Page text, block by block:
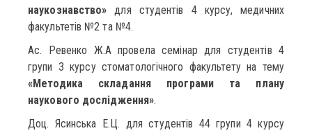
наукознавство» для студентів 4 курсу, медичних
факультетів №2 та №4.
Ас. Ревенко Ж.А провела семінар для студентів 4
групи 3 курсу стоматологічного факультету на тему
«Методика складання програми та плану
наукового дослідження».
Доц. Ясинська Е.Ц. для студентів 44 групи 4 курсу